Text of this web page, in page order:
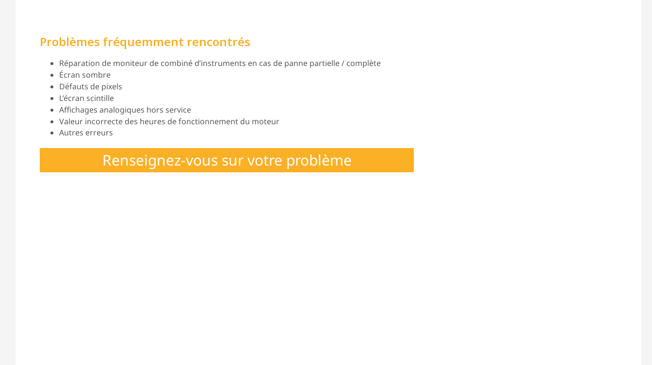
Problèmes fréquemment rencontrés
Réparation de moniteur de combiné d’instruments en cas de panne partielle / complète
Écran sombre
Défauts de pixels
L’écran scintille
Affichages analogiques hors service
Valeur incorrecte des heures de fonctionnement du moteur
Autres erreurs
Renseignez-vous sur votre problème